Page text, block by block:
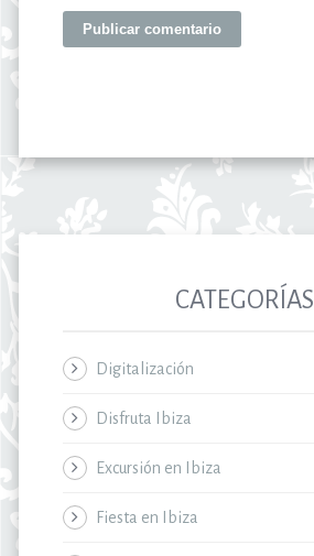
CATEGORÍAS
Digitalización
Disfruta Ibiza
Excursión en Ibiza
Fiesta en Ibiza